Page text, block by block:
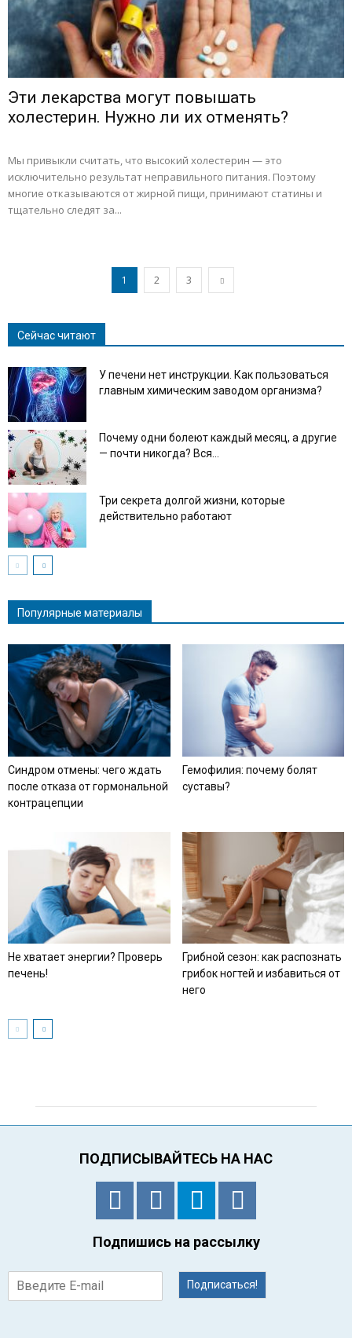
Эти лекарства могут повышать
холестерин. Нужно ли их отменять?
Мы привыкли считать, что высокий холестерин — это
исключительно результат неправильного питания. Поэтому
многие отказываются от жирной пищи, принимают статины и
тщательно следят за...
1 2 3
Сейчас читают
У печени нет инструкции. Как пользоваться
главным химическим заводом организма?
Почему одни болеют каждый месяц, а другие
— почти никогда? Вся...
Три секрета долгой жизни, которые
действительно работают
Популярные материалы
Синдром отмены: чего ждать
после отказа от гормональной
контрацепции
Гемофилия: почему болят
суставы?
Не хватает энергии? Проверь
печень!
Грибной сезон: как распознать
грибок ногтей и избавиться от
него
ПОДПИСЫВАЙТЕСЬ НА НАС
Подпишись на рассылку
Подписаться!